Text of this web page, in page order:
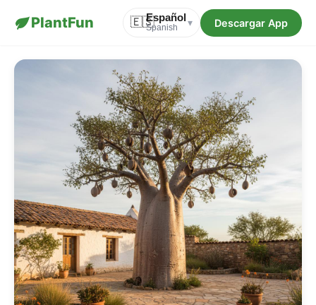
PlantFun 🇪🇸Español
Spanish ▾ Descargar App